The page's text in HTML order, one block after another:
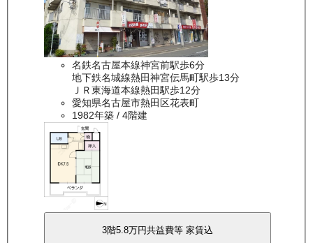
名鉄名古屋本線神宮前駅歩6分
地下鉄名城線熱田神宮伝馬町駅歩13分
ＪＲ東海道本線熱田駅歩12分
愛知県名古屋市熱田区花表町
1982年築/ 4階建
3階5.8万円共益費等 家賃込